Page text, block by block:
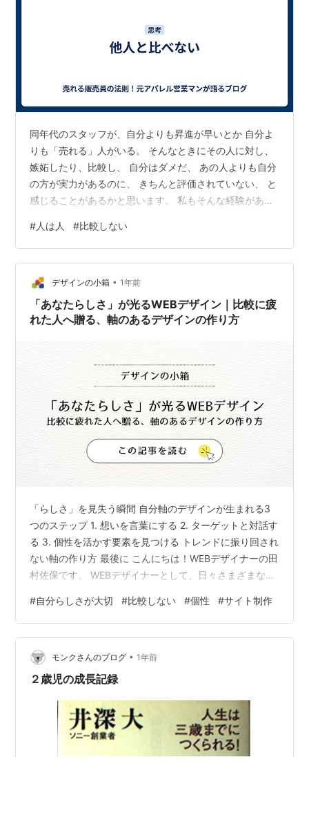
同年代のスタッフが、自分よりも昇進が早いとか 自分よ
りも「売れる」人がいる。 そんなときにその人に対し、
嫉妬したり、比較し、 自分はダメだ、 あの人よりも自分
の方が実力があるのに、 きちんと評価されていない、 と
感じることがあるかと思います。 私もそんな経験があり
任ある立場になったときなど、 羨ましい反面、嫉妬心を
抱いたこともあります。 でも、そのときに気づきまし
た。 焦っても仕方がないし、 妬んでもどうしようもない
ことだ、と。 他人と比べても、もやもやした気持ちは解
消されませんでした。 まずは自分は自分だと客観的に見
て、まずは自分にできるこ…
#人は人 #比較しない
デザインの小箱 • 1年前
「あなたらしさ」が光るWEBデザイン｜比較に疲
れた人へ贈る、軸のあるデザインの作り方
「らしさ」を見失う瞬間 自分軸のデザインが生まれる3
つのステップ 1. 想いを言葉にする 2. ターゲットと対話す
る 3. 個性を活かす要素を見つける トレンドに振り回され
ない軸の作り方 最後に こんにちは！WEBデザイナーの田
村佐保です。 WEBデザイナーとして、日々さまざまな方
を引くデザインがずらり。 「このサイト、すごくおしゃ
れ」「うちももっとモダンにしなきゃ」と、ついつい他
と比べてしまいませんか？ でも、ちょっと立ち止まって
みてください。 本当に大切なのは「流行りのデザイン」
でしょうか？ おしゃれなサイトと比べてしまうことも
#自分らしさが大切 #比較しない #個性 #サイト制作
モンクさんのブログ • 1年前
２歳児の成長記録